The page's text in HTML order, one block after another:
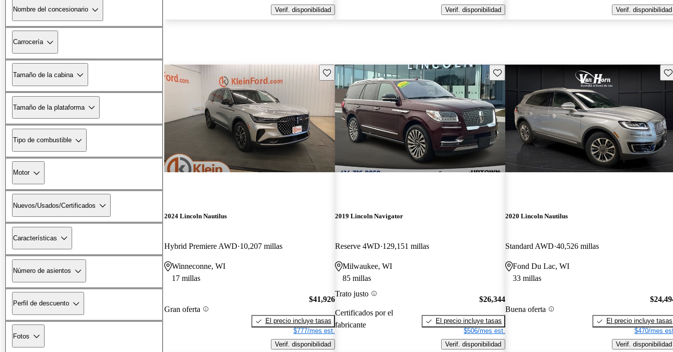
Nombre del concesionario
Carrocería
Tamaño de la cabina
Tamaño de la plataforma
Tipo de combustible
Motor
Nuevos/Usados/Certificados
Características
Número de asientos
Perfil de descuento
Fotos
Verif. disponibilidad
Verif. disponibilidad
Verif. disponibilidad
Guarda este Aviso
2024 Lincoln Nautilus
Hybrid Premiere AWD 10,207 millas
Winneconne, WI
17 millas
Gran oferta
$41,926
El precio incluye tasas
$777/mes est.
Verif. disponibilidad
Guarda este Aviso
2019 Lincoln Navigator
Reserve 4WD 129,151 millas
Milwaukee, WI
85 millas
Trato justo
Certificados por el
fabricante
$26,344
El precio incluye tasas
$506/mes est.
Verif. disponibilidad
2020 Lincoln Nautilus
Standard AWD 40,526 millas
Fond Du Lac, WI
33 millas
Buena oferta
El precio incluye tasas
$470/mes
Verif. disponibilidad